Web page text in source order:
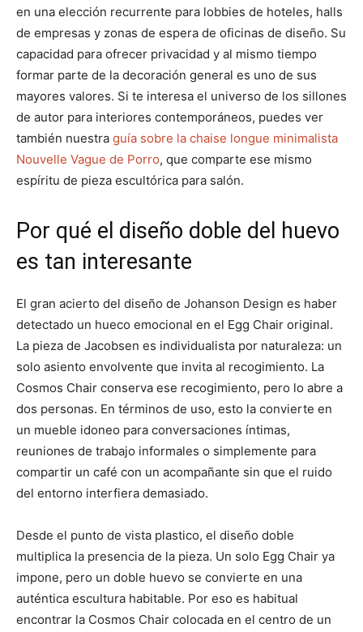
en una elección recurrente para lobbies de hoteles, halls
de empresas y zonas de espera de oficinas de diseño. Su
capacidad para ofrecer privacidad y al mismo tiempo
formar parte de la decoración general es uno de sus
mayores valores. Si te interesa el universo de los sillones
de autor para interiores contemporáneos, puedes ver
también nuestra guía sobre la chaise longue minimalista
Nouvelle Vague de Porro, que comparte ese mismo
espíritu de pieza escultórica para salón.
Por qué el diseño doble del huevo
es tan interesante
El gran acierto del diseño de Johanson Design es haber
detectado un hueco emocional en el Egg Chair original.
La pieza de Jacobsen es individualista por naturaleza: un
solo asiento envolvente que invita al recogimiento. La
Cosmos Chair conserva ese recogimiento, pero lo abre a
dos personas. En términos de uso, esto la convierte en
un mueble idoneo para conversaciones íntimas,
reuniones de trabajo informales o simplemente para
compartir un café con un acompañante sin que el ruido
del entorno interfiera demasiado.
Desde el punto de vista plastico, el diseño doble
multiplica la presencia de la pieza. Un solo Egg Chair ya
impone, pero un doble huevo se convierte en una
auténtica escultura habitable. Por eso es habitual
encontrar la Cosmos Chair colocada en el centro de un